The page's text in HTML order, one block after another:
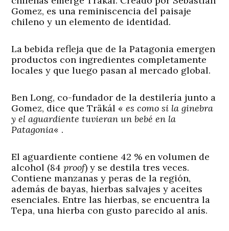
Gomez, es una reminiscencia del paisaje
chileno y un elemento de identidad.
La bebida refleja que de la Patagonia emergen
productos con ingredientes completamente
locales y que luego pasan al mercado global.
Ben Long, co-fundador de la destilería junto a
Gomez, dice que Träkál «es como si la ginebra
y el aguardiente tuvieran un bebé en la
Patagonia« .
El aguardiente contiene 42 % en volumen de
alcohol (84proof) y se destila tres veces.
Contiene manzanas y peras de la región,
además de bayas, hierbas salvajes y aceites
esenciales. Entre las hierbas, se encuentra la
Tepa, una hierba con gusto parecido al anís.